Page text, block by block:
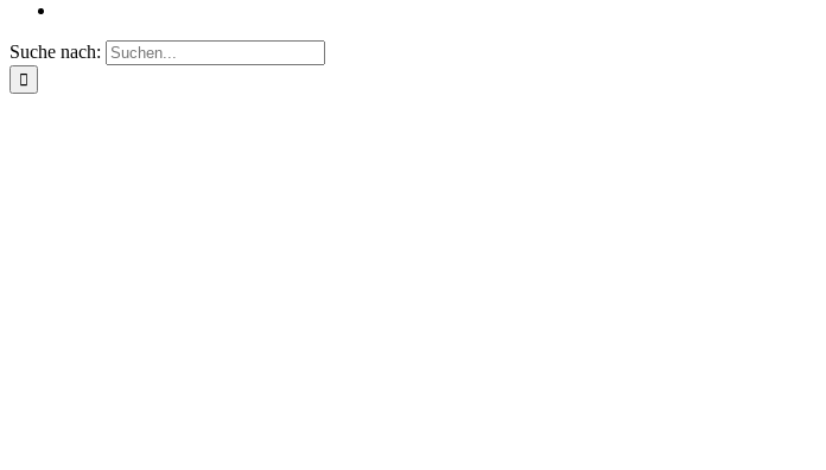
Suche nach: